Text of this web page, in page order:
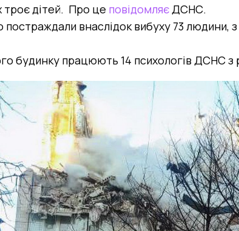
троє дітей. Про це повідомляєДСНС.
постраждали внаслідок вибуху 73 людини, з
будинку працюють 14 психологів ДСНС з